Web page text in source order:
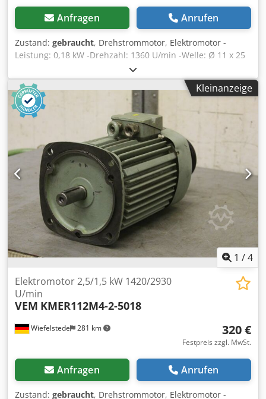
Anfragen Anrufen
Zustand: gebraucht, Drehstrommotor, Elektromotor -
Leistung: 0,18 kW -Drehzahl: 1360 U/min -Welle: Ø 11 x 25
mm -Bauform: B3 -Schutzart: IP 54 -Abmessungen:
180/114/H155 mm -Gewicht: 5 kg Djdpfx Akjdwkx Uocjkr
Kleinanzeige
1 /4
Wiefelstede 281 km
Elektromotor 2,5/1,5 kW 1420/2930
U/min
VEM KMER112M4-2-5018
320 €
Festpreis zzgl. MwSt.
Anfragen Anrufen
Zustand: gebraucht, Drehstrommotor, Elektromotor -